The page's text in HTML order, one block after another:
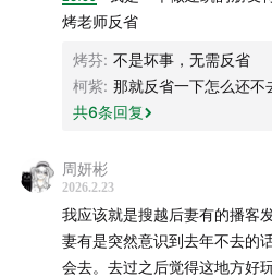
新泻初印象：越后妻有，
17:15
臭虫让艺术祭升华了？
烤老师反省
烤芬: 不是坏事，无需反省
柯紫: 那就反省一下怎么还不
共6条回复
周妍彬
2026.2.23
我应该就是搜越后妻有的播客
妻有是突然意识到去年不去的
会去。去过之后觉得这地方好